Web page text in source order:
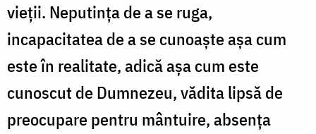
vieții. Neputința de a se ruga,
incapacitatea de a se cunoaște așa cum
este în realitate, adică așa cum este
cunoscut de Dumnezeu, vădita lipsă de
preocupare pentru mântuire, absența